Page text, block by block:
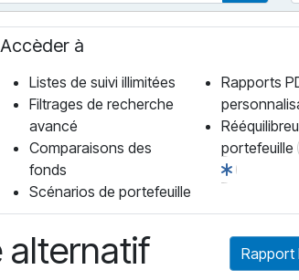
Accèder à
Listes de suivi illimitées
Filtrages de recherche
avancé
Comparaisons des
fonds
Scénarios de portefeuille
Rapports
portefeuille
alternatif
Rapport